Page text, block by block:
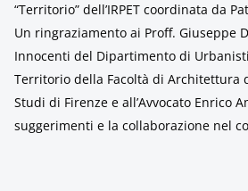
“Territorio” dell’IRPET coordinata da
Un ringraziamento ai Proff. Giuseppe
Innocenti del Dipartimento di
Territorio della Facoltà di Architettura
Studi di Firenze e all’Avvocato Enrico
suggerimenti e la collaborazione nel